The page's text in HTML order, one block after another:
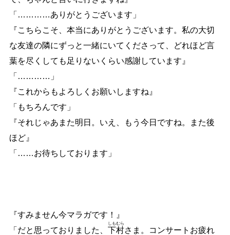
「 … … … …ありがとうございます」
『こちらこそ、本当にありがとうございます。私の大切
な友達の隣にずっと一緒にいてくださって、どれほど言
葉を尽くしても足りないくらい感謝しています』
「 … … … … 」
『これからもよろしくお願いしますね』
「もちろんです」
『それじゃあまた明日。いえ、もう今日ですね。また後
ほど』
「 … …お待ちしております」
『すみません今マラガです！』
「だと思っておりました、 下
しも
村
むら
さま。コンサートお疲れ